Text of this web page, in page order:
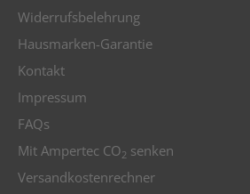
Widerrufsbelehrung
Hausmarken-Garantie
Kontakt
Impressum
FAQs
Mit Ampertec CO2 senken
Versandkostenrechner